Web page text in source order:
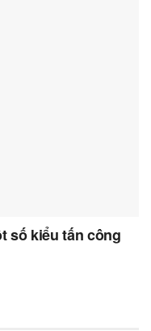
số kiểu tấn công